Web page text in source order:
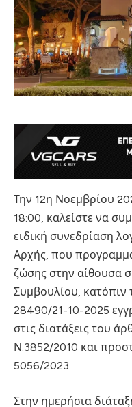
Την 12η Νοεμβρίου
18:00, καλείστε να
ειδική συνεδρίαση
Αρχής, που
ζώσης στην αίθουσα
Συμβουλίου, κατόπιν
28490/21-10-2025
στις διατάξεις του
Ν.3852/2010 και
5056/2023.
Στην ημερήσια